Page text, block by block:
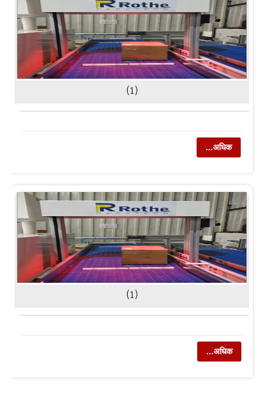
(1)
...अधिक
(1)
...अधिक